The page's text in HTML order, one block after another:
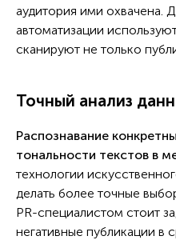
аудитория ими охвачена.
автоматизации
сканируют не только
Точный анализ
Распознавание
тональности текстов в
технологии
делать более точные
PR-специалистом стоит
негативные публикации в